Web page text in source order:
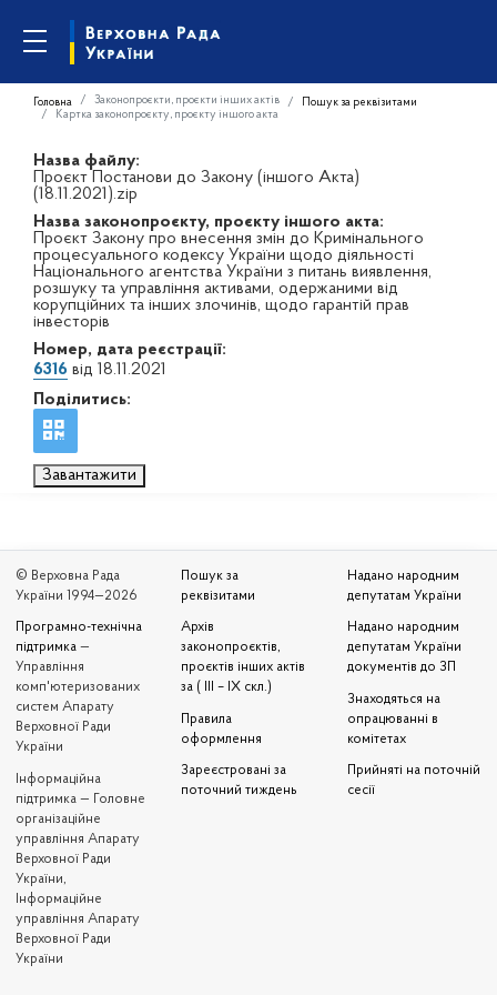
Головна Законопроєкти, проєкти інших актів
Пошук за реквізитами
Картка законопроєкту, проєкту іншого акта
Назва файлу:
Проєкт Постанови до Закону (іншого Акта)
(18.11.2021).zip
Назва законопроєкту, проєкту іншого акта:
Проєкт Закону про внесення змін до Кримінального
процесуального кодексу України щодо діяльності
Національного агентства України з питань виявлення,
розшуку та управління активами, одержаними від
корупційних та інших злочинів, щодо гарантій прав
інвесторів
Номер, дата реєстрації:
6316 від 18.11.2021
Поділитись:
Завантажити
© Верховна Рада
України 1994—2026
Програмно-технічна
підтримка —
Управління
комп'ютеризованих
систем Апарату
Верховної Ради
України
Iнформаційна
підтримка — Головне
організаційне
управління Апарату
Верховної Ради
України,
Інформаційне
управління Апарату
Верховної Ради
України
Пошук за
реквізитами
Архів
законопроєктів,
проєктів інших актів
за ( III – IX скл.)
Правила
оформлення
Зареєстровані за
поточний тиждень
Надано народним
депутатам України
Надано народним
депутатам України
документів до ЗП
Знаходяться на
опрацюванні в
комітетах
Прийняті на поточній
сесії